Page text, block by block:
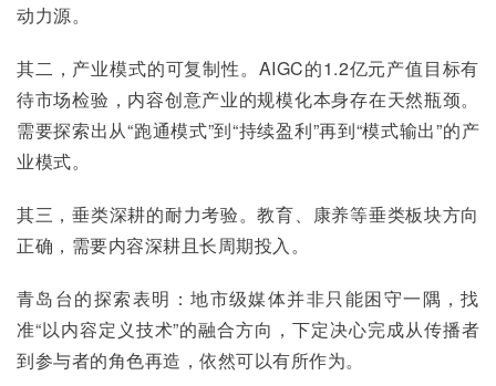
动力源。
其二，产业模式的可复制性。AIGC的1.2亿元产值目标有
待市场检验，内容创意产业的规模化本身存在天然瓶颈。
需要探索出从“跑通模式”到“持续盈利”再到“模式输出”的产
业模式。
其三，垂类深耕的耐力考验。教育、康养等垂类板块方向
正确，需要内容深耕且长周期投入。
青岛台的探索表明：地市级媒体并非只能困守一隅，找
准“以内容定义技术”的融合方向，下定决心完成从传播者
到参与者的角色再造，依然可以有所作为。